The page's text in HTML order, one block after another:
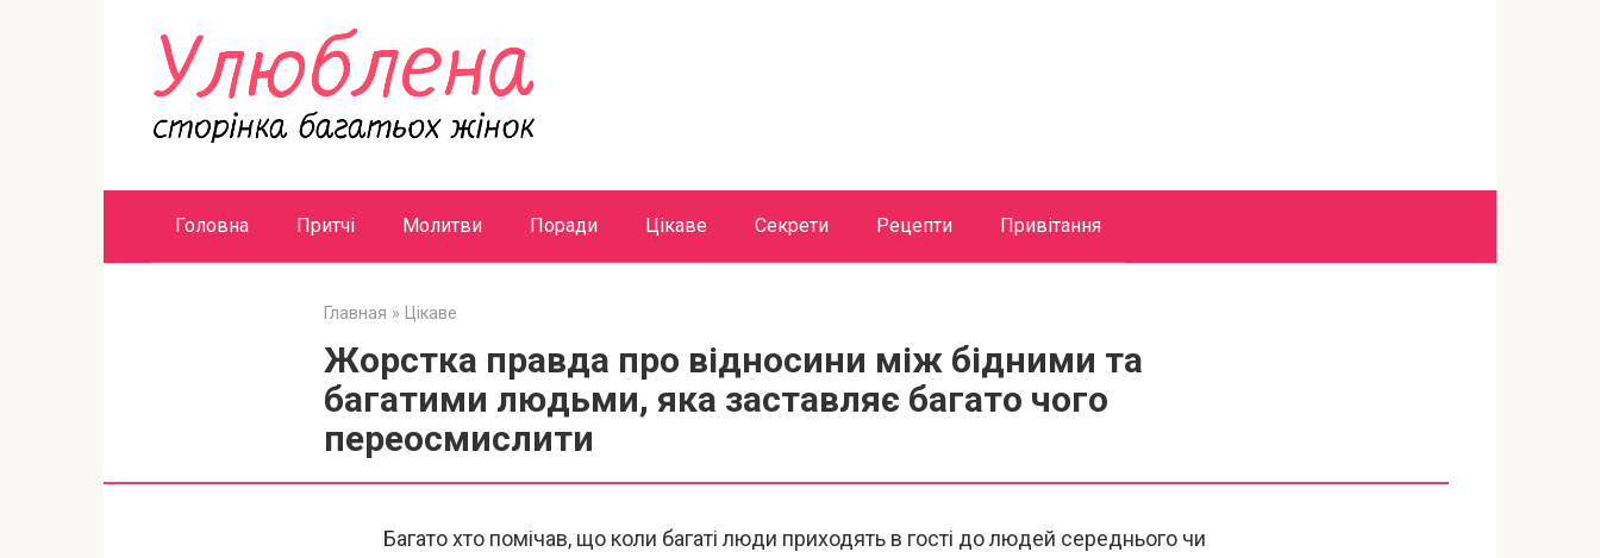
Головна Притчі Молитви Поради Цікаве Секрети Рецепти Привітання
Главная » Цікаве
Жорстка правда про відносини між бідними та
багатими людьми, яка заставляє багато чого
переосмислити
Багато хто помічав, що коли багаті люди приходять в гості до людей середнього чи